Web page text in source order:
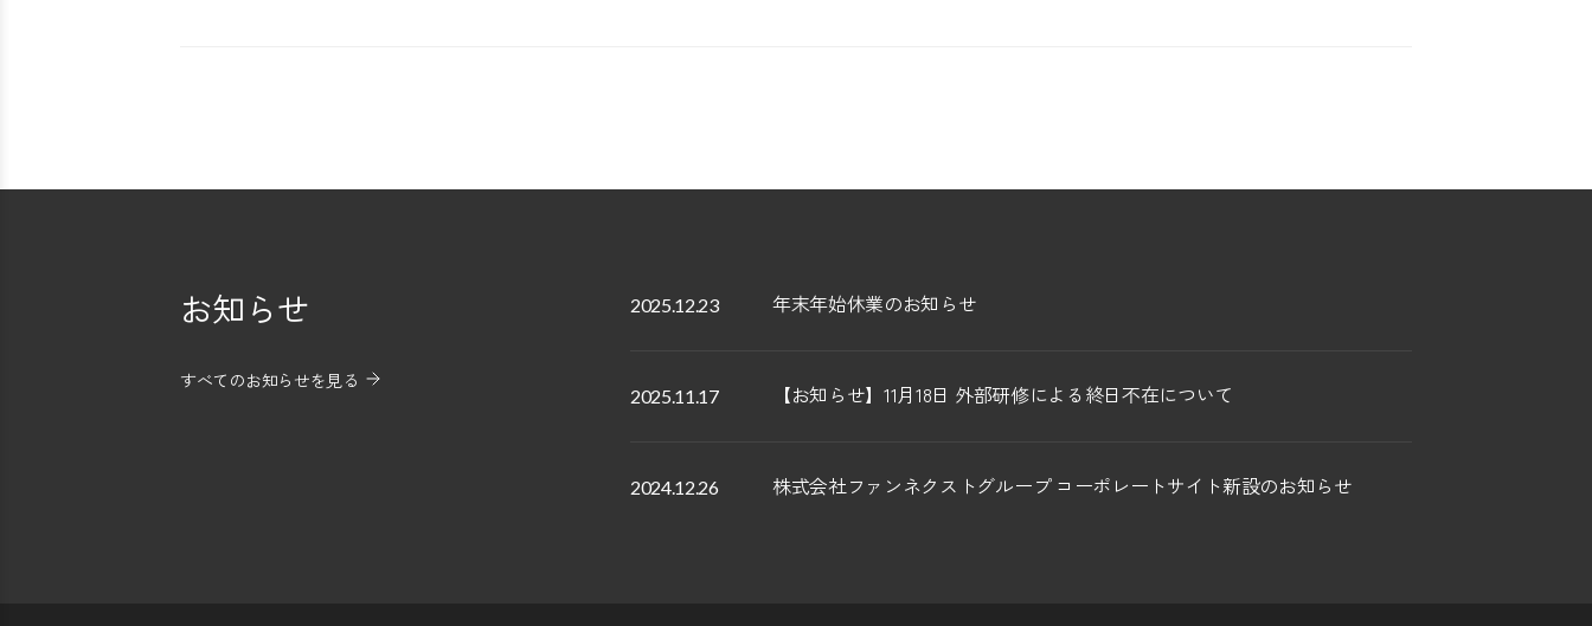
お知らせ
すべてのお知らせを見る
2025.12.23 年末年始休業のお知らせ
2025.11.17 【お知らせ】11月18日 外部研修による終日不在について
2024.12.26 株式会社ファンネクストグループ コーポレートサイト新設のお知らせ